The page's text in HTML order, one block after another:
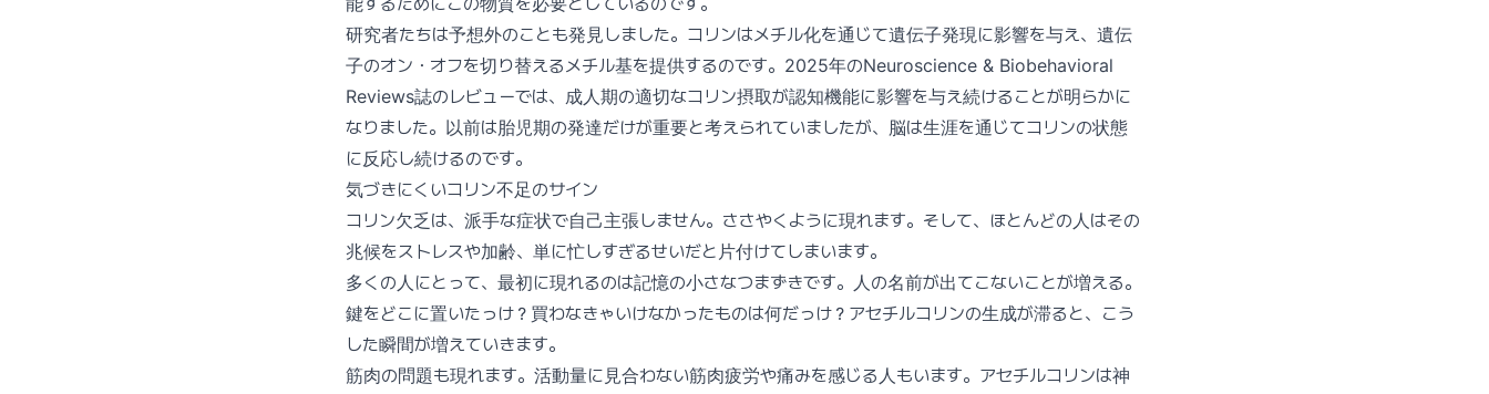
研究者たちは予想外のことも発見しました。コリンはメチル化を通じて遺伝子発現に影響を与え、遺伝
子のオン・オフを切り替えるメチル基を提供するのです。2025年のNeuroscience & Biobehavioral
Reviews誌のレビューでは、成人期の適切なコリン摂取が認知機能に影響を与え続けることが明らかに
なりました。以前は胎児期の発達だけが重要と考えられていましたが、脳は生涯を通じてコリンの状態
に反応し続けるのです。
気づきにくいコリン不足のサイン
コリン欠乏は、派手な症状で自己主張しません。ささやくように現れます。そして、ほとんどの人はその
兆候をストレスや加齢、単に忙しすぎるせいだと片付けてしまいます。
多くの人にとって、最初に現れるのは記憶の小さなつまずきです。人の名前が出てこないことが増える。
鍵をどこに置いたっけ？買わなきゃいけなかったものは何だっけ？アセチルコリンの生成が滞ると、こう
した瞬間が増えていきます。
筋肉の問題も現れます。活動量に見合わない筋肉疲労や痛みを感じる人もいます。アセチルコリンは神